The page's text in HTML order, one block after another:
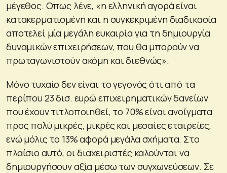
μέγεθος. Οπως λένε, «η ελληνική αγορά είναι
κατακερματισμένη και η συγκεκριμένη διαδικασία
αποτελεί μία μεγάλη ευκαιρία για τη δημιουργία
δυναμικών επιχειρήσεων, που θα μπορούν να
πρωταγωνιστούν ακόμη και διεθνώς».
Μόνο τυχαίο δεν είναι το γεγονός ότι από τα
περίπου 23 δισ. ευρώ επιχειρηματικών δανείων
που έχουν τιτλοποιηθεί, το 70% είναι ανοίγματα
προς πολύ μικρές, μικρές και μεσαίες εταιρείες,
ενώ μόλις το 13% αφορά μεγάλα σχήματα. Στο
πλαίσιο αυτό, οι διαχειριστές καλούνται να
δημιουργήσουν αξία μέσω των συγχωνεύσεων. Σε